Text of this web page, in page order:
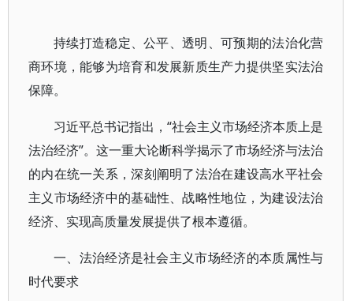
持续打造稳定、公平、透明、可预期的法治化营
商环境，能够为培育和发展新质生产力提供坚实法治
保障。
习近平总书记指出，“社会主义市场经济本质上是
法治经济”。这一重大论断科学揭示了市场经济与法治
的内在统一关系，深刻阐明了法治在建设高水平社会
主义市场经济中的基础性、战略性地位，为建设法治
经济、实现高质量发展提供了根本遵循。
一、法治经济是社会主义市场经济的本质属性与
时代要求